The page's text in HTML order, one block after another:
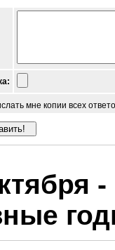
мне копии всех